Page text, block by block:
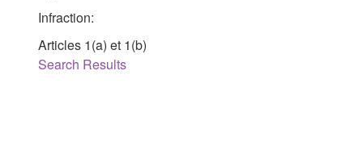
Infraction:
Articles 1(a) et 1(b)
Search Results